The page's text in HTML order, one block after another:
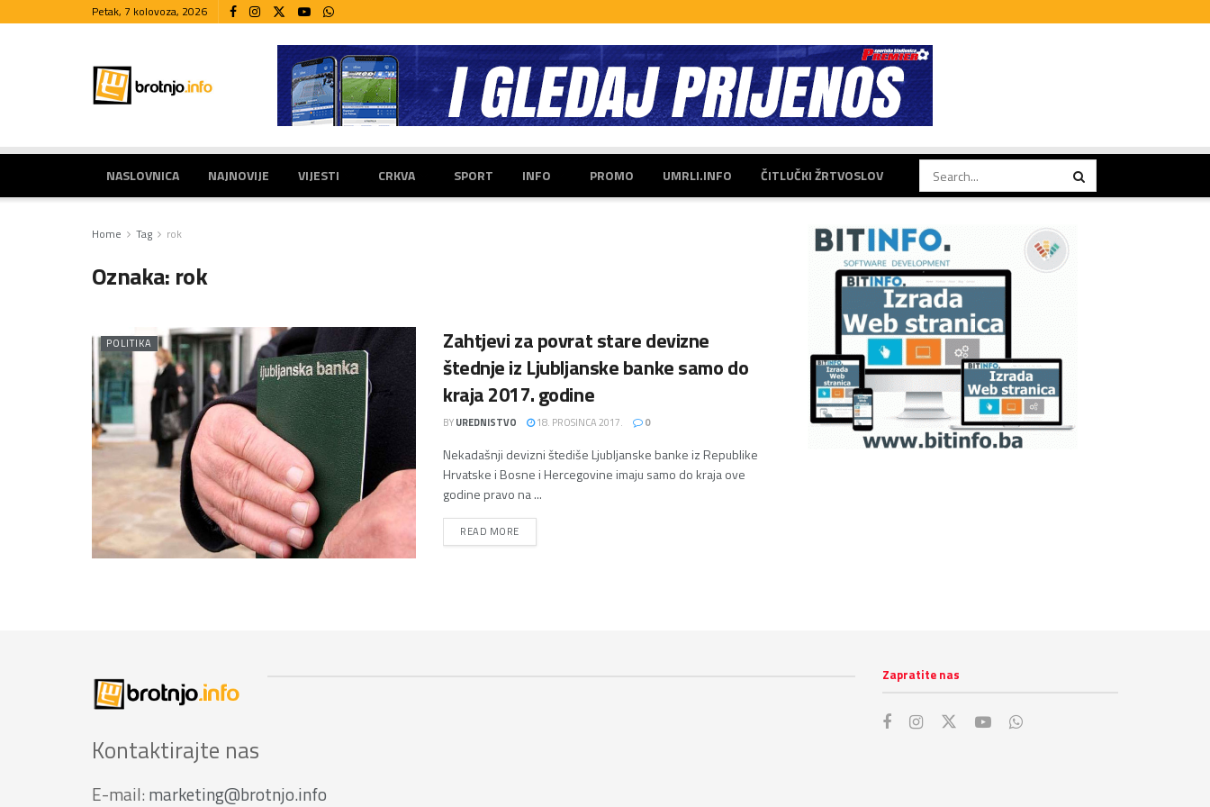
Petak, 7 kolovoza, 2026
NASLOVNICA NAJNOVIJE VIJESTI CRKVA SPORT INFO PROMO UMRLI.INFO ČITLUČKI ŽRTVOSLOV
Home Tag rok
Oznaka: rok
POLITIKA
Zahtjevi za povrat stare devizne
štednje iz Ljubljanske banke samo do
kraja 2017. godine
BYUREDNISTVO 18. PROSINCA 2017. 0
Nekadašnji devizni štediše Ljubljanske banke iz Republike
Hrvatske i Bosne i Hercegovine imaju samo do kraja ove
godine pravo na ...
READ MOREDETAILS
Kontaktirajte nas
E-mail: marketing@brotnjo.info
Zapratite nas